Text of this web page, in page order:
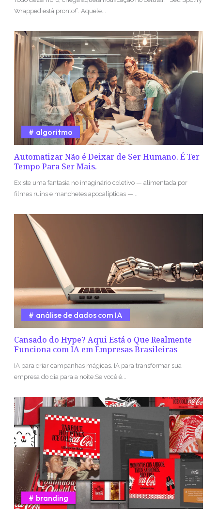
Wrapped está pronto!”. Aquele...
Automatizar Não é Deixar de Ser Humano. É Ter
Tempo Para Ser Mais.
algoritmo
Existe uma fantasia no imaginário coletivo — alimentada por
filmes ruins e manchetes apocalípticas —...
Cansado do Hype? Aqui Está o Que Realmente
Funciona com IA em Empresas Brasileiras
análise de dados com IA
IA para criar campanhas mágicas. IA para transformar sua
empresa do dia para a noite.Se você é...
branding